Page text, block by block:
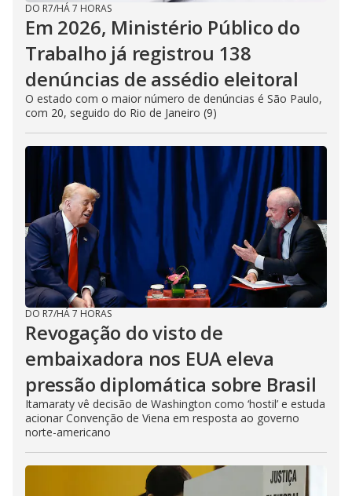
DO R7/HÁ 7 HORAS
Em 2026, Ministério Público do
Trabalho já registrou 138
denúncias de assédio eleitoral
O estado com o maior número de denúncias é São Paulo,
com 20, seguido do Rio de Janeiro (9)
DO R7/HÁ 7 HORAS
Revogação do visto de
embaixadora nos EUA eleva
pressão diplomática sobre Brasil
Itamaraty vê decisão de Washington como ‘hostil’ e estuda
acionar Convenção de Viena em resposta ao governo
norte-americano